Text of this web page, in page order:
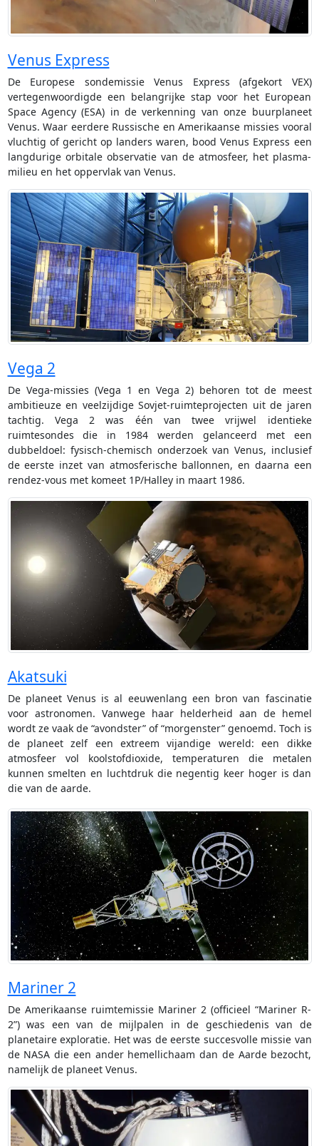
Venus Express
De Europese sondemissie Venus Express (afgekort VEX)
vertegenwoordigde een belangrijke stap voor het European
Space Agency (ESA) in de verkenning van onze buurplaneet
Venus. Waar eerdere Russische en Amerikaanse missies vooral
vluchtig of gericht op landers waren, bood Venus Express een
langdurige orbitale observatie van de atmosfeer, het plasma-
milieu en het oppervlak van Venus.
Vega 2
De Vega-missies (Vega 1 en Vega 2) behoren tot de meest
ambitieuze en veelzijdige Sovjet-ruimteprojecten uit de jaren
tachtig. Vega 2 was één van twee vrijwel identieke
ruimtesondes die in 1984 werden gelanceerd met een
dubbeldoel: fysisch-chemisch onderzoek van Venus, inclusief
de eerste inzet van atmosferische ballonnen, en daarna een
rendez-vous met komeet 1P/Halley in maart 1986.
Akatsuki
De planeet Venus is al eeuwenlang een bron van fascinatie
voor astronomen. Vanwege haar helderheid aan de hemel
wordt ze vaak de “avondster” of “morgenster” genoemd. Toch is
de planeet zelf een extreem vijandige wereld: een dikke
atmosfeer vol koolstofdioxide, temperaturen die metalen
kunnen smelten en luchtdruk die negentig keer hoger is dan
die van de aarde.
Mariner 2
De Amerikaanse ruimtemissie Mariner 2 (officieel “Mariner R-
2”) was een van de mijlpalen in de geschiedenis van de
planetaire exploratie. Het was de eerste succesvolle missie van
de NASA die een ander hemellichaam dan de Aarde bezocht,
namelijk de planeet Venus.